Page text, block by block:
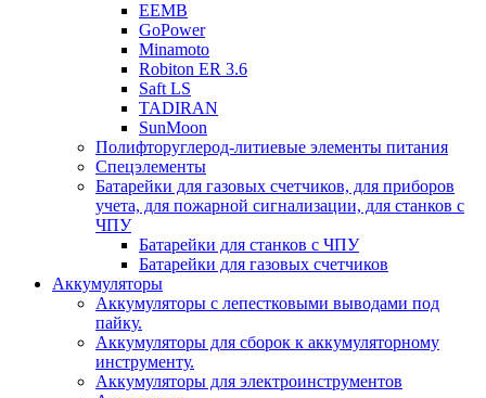
EEMB
GoPower
Minamoto
Robiton ER 3.6
Saft LS
TADIRAN
SunMoon
Полифторуглерод-литиевые элементы питания
Спецэлементы
Батарейки для газовых счетчиков, для приборов
учета, для пожарной сигнализации, для станков с
ЧПУ
Батарейки для станков с ЧПУ
Батарейки для газовых счетчиков
Аккумуляторы
Аккумуляторы с лепестковыми выводами под
пайку.
Аккумуляторы для сборок к аккумуляторному
инструменту.
Аккумуляторы для электроинструментов